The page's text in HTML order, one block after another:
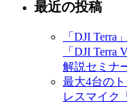
最近の投稿
「DJI Terra
「DJI
解説セミナ
最大4台の
レスマイク